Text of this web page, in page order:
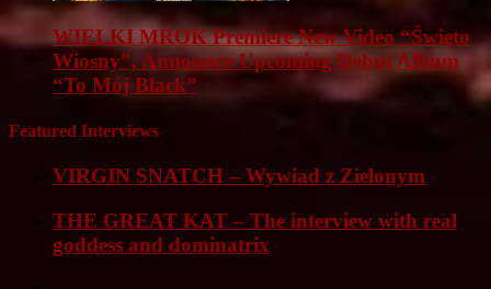
WIELKI MROK Premiere New Video “Święto
Wiosny”, Announce Upcoming Debut Album
“To Mój Black”
Featured Interviews
VIRGIN SNATCH – Wywiad z Zielonym
THE GREAT KAT – The interview with real
goddess and dominatrix